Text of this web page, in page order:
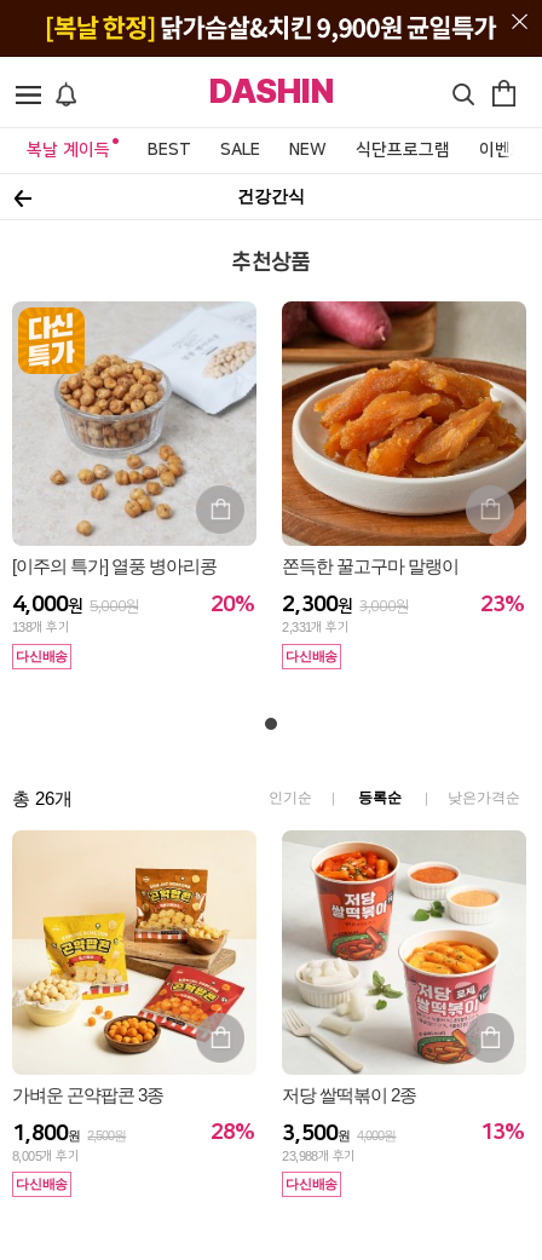
DASHIN
복날 계이득 BEST SALE NEW 식단프로그램 이벤트&
건강간식
추천상품
[이주의 특가] 열풍 병아리콩
4,000원 5,000원
138개 후기
20%
다신배송
쫀득한 꿀고구마 말랭이
2,300원 3,000원
2,331개 후기
23%
다신배송
총 26개 인기순 ｜ 등록순 ｜ 낮은가격순
가벼운 곤약팝콘 3종
1,800원 2,500원
8,005개 후기
28%
다신배송
저당 쌀떡볶이 2종
3,500원 4,000원
23,988개 후기
13%
다신배송